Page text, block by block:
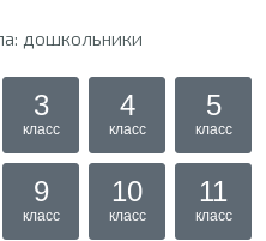
дошкольники
3
класс
4
класс
5
класс
9
класс
10
класс
11
класс